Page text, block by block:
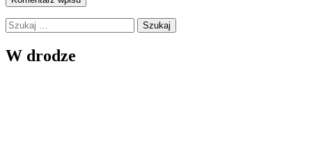
Szukaj:
W drodze